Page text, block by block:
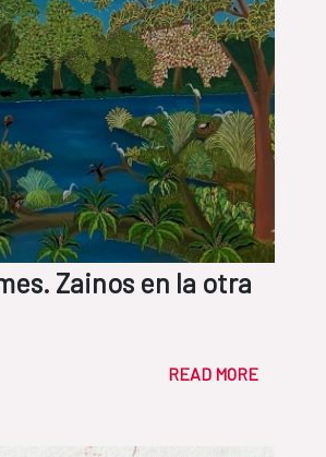
Zainos en la otra
READ MORE